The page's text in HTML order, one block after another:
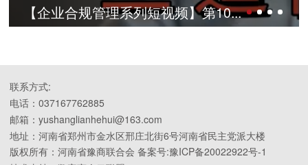
系列短视频】第10... 【企业合规管
联系方式:
电话：037167762885
邮箱：yushanglianhehui@163.com
地址：河南省郑州市金水区邢庄北街6号河南省民主党派大楼
版权所有：河南省豫商联合会 备案号:豫ICP备20022922号-1